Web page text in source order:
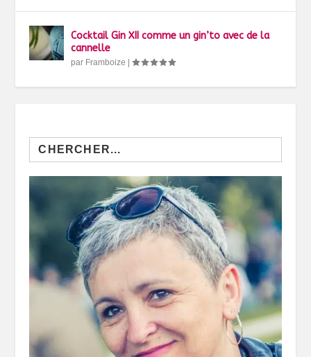
Cocktail Gin XII comme un gin’to avec de la
cannelle
par Framboize |
Search
for: